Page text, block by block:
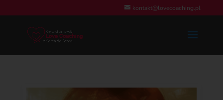
kontakt@lovecoaching.pl